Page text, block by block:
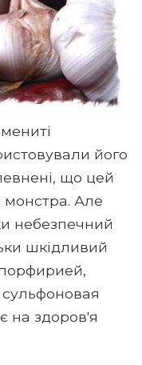
його
що цей
монстра. Але
небезпечний
шкідливий
сульфоновая
на здоров'я